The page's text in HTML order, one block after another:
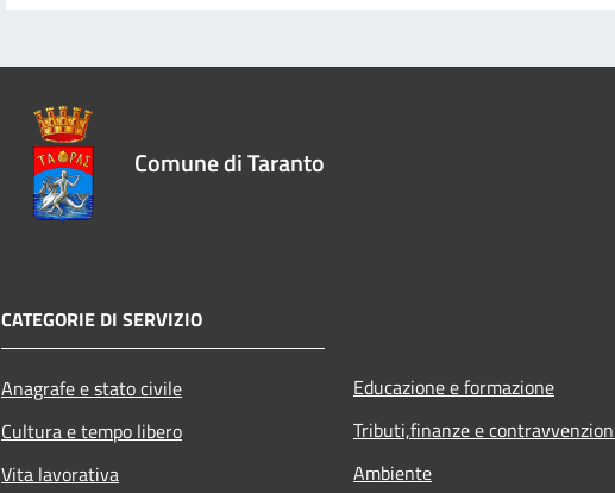
Comune di Taranto
CATEGORIE DI SERVIZIO
Anagrafe e stato civile
Cultura e tempo libero
Vita lavorativa
Educazione e formazione
Tributi,finanze e
Ambiente